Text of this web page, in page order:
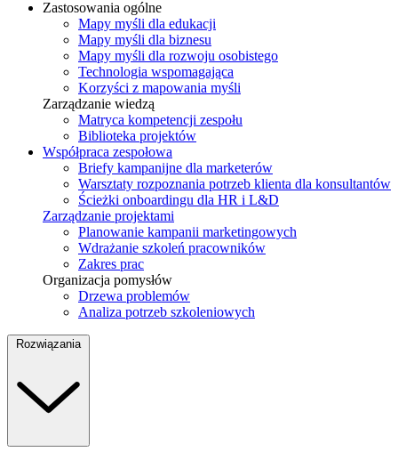
Zastosowania ogólne
Mapy myśli dla edukacji
Mapy myśli dla biznesu
Mapy myśli dla rozwoju osobistego
Technologia wspomagająca
Korzyści z mapowania myśli
Zarządzanie wiedzą
Matryca kompetencji zespołu
Biblioteka projektów
Współpraca zespołowa
Briefy kampanijne dla marketerów
Warsztaty rozpoznania potrzeb klienta dla konsultantów
Ścieżki onboardingu dla HR i L&D
Zarządzanie projektami
Planowanie kampanii marketingowych
Wdrażanie szkoleń pracowników
Zakres prac
Organizacja pomysłów
Drzewa problemów
Analiza potrzeb szkoleniowych
Rozwiązania